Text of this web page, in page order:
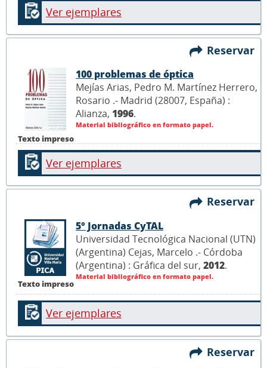
Ver ejemplares
Reservar
Texto impreso
100 problemas de óptica
Mejías Arias, Pedro M. Martínez Herrero,
Rosario .- Madrid (28007, España) :
Alianza, 1996.
Material bibliográfico en formato papel.
Ver ejemplares
Reservar
Texto impreso
5° Jornadas CyTAL
Universidad Tecnológica Nacional (UTN)
(Argentina) Cejas, Marcelo .- Córdoba
(Argentina) : Gráfica del sur, 2012.
Material bibliográfico en formato papel.
Ver ejemplares
Reservar